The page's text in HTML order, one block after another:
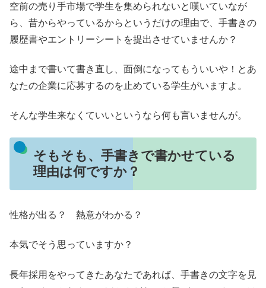
空前の売り手市場で学生を集められないと嘆いていなが
ら、昔からやっているからというだけの理由で、手書きの
履歴書やエントリーシートを提出させていませんか？
途中まで書いて書き直し、面倒になってもういいや！とあ
なたの企業に応募するのを止めている学生がいますよ。
そんな学生来なくていいというなら何も言いませんが。
そもそも、手書きで書かせている
理由は何ですか？
性格が出る？ 熱意がわかる？
本気でそう思っていますか？
長年採用をやってきたあなたであれば、手書きの文字を見